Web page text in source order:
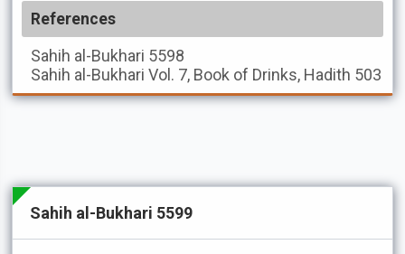
References
Sahih al-Bukhari 5598
Sahih al-Bukhari Vol. 7, Book of Drinks, Hadith 503
Sahih al-Bukhari 5599